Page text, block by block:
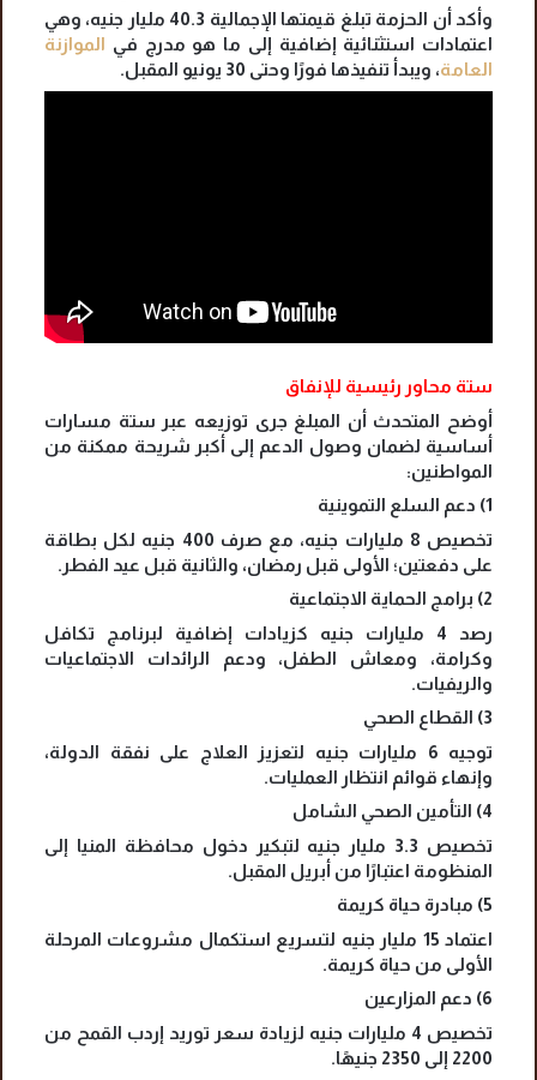
وأكد أن الحزمة تبلغ قيمتها الإجمالية 40.3 مليار جنيه، وهي
اعتمادات استثنائية إضافية إلى ما هو مدرج في الموازنة
العامة، ويبدأ تنفيذها فورًا وحتى 30 يونيو المقبل.
ستة محاور رئيسية للإنفاق
أوضح المتحدث أن المبلغ جرى توزيعه عبر ستة مسارات
أساسية لضمان وصول الدعم إلى أكبر شريحة ممكنة من
المواطنين:
1) دعم السلع التموينية
تخصيص 8 مليارات جنيه، مع صرف 400 جنيه لكل بطاقة
على دفعتين؛ الأولى قبل رمضان، والثانية قبل عيد الفطر.
2) برامج الحماية الاجتماعية
رصد 4 مليارات جنيه كزيادات إضافية لبرنامج تكافل
وكرامة، ومعاش الطفل، ودعم الرائدات الاجتماعيات
والريفيات.
3) القطاع الصحي
توجيه 6 مليارات جنيه لتعزيز العلاج على نفقة الدولة،
وإنهاء قوائم انتظار العمليات.
4) التأمين الصحي الشامل
تخصيص 3.3 مليار جنيه لتبكير دخول محافظة المنيا إلى
المنظومة اعتبارًا من أبريل المقبل.
5) مبادرة حياة كريمة
اعتماد 15 مليار جنيه لتسريع استكمال مشروعات المرحلة
الأولى من حياة كريمة.
6) دعم المزارعين
تخصيص 4 مليارات جنيه لزيادة سعر توريد إردب القمح من
2200 إلى 2350 جنيهًا.